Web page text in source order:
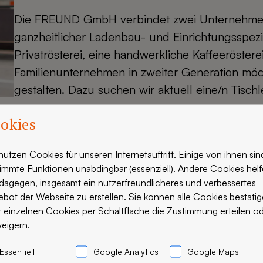
Die FREUND GmbH verbindet zwei
ganzheitlicher Ladenbau- und
Privatrösterei, eine handwerkliche
Familienunternehmen in zweiter Generation
gestalten. Dazu suchen wir aktuell eine/n
Deine Aufgabe: Einrichtungskonzepte
Du fertigst und montierst Holzelemente und
Theken und Rückwände
Du bearbeitest Holz mit Hilfe von
Möbelteilen
Du setzt abwechslungsreiche Projekte
Dein Profil: Hoher Qualitätsanspruch
Cookies für unseren Internetauftritt. Einige von ihnen
Funktionen unabdingbar (essenziell). Andere Cookies
insgesamt ein nutzerfreundlicheres und verbessertes
der Webseite zu erstellen. Sie können alle Cookies
einzelnen Cookies per Schaltfläche die Zustimmung erteilen
Essentiell Google Analytics Google Maps